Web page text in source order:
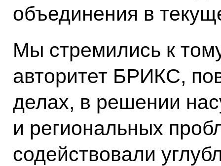
объединения в
Мы стремились к
авторитет БРИКС,
делах, в решении
и региональных
содействовали